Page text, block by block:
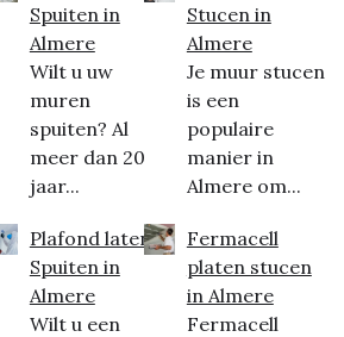
Spuiten in
Almere
Wilt u uw
muren
spuiten? Al
meer dan 20
jaar...
Plafond laten
Spuiten in
Almere
Wilt u een
Stucen in
Almere
Je muur stucen
is een
populaire
manier in
Almere om...
Fermacell
platen stucen
in Almere
Fermacell